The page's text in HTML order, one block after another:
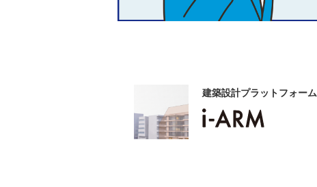
建築設計プラットフォーム